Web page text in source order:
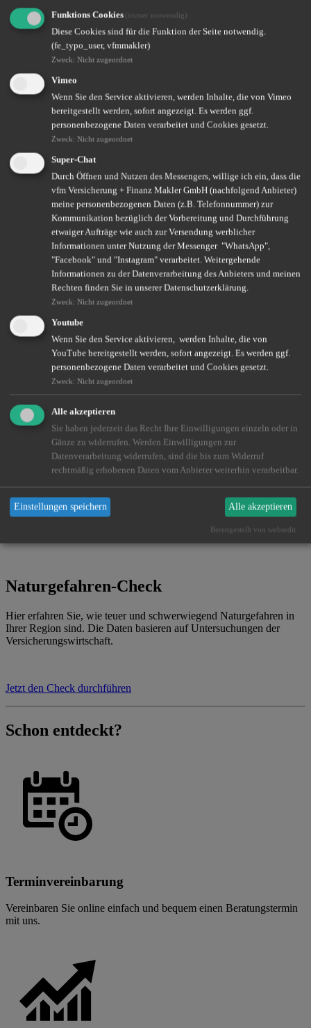
07.11.2023
Alexander Heiden/Hauenstein
24.10.2023
Dirk Daume
06.07.2023
Daniel Rauch
01.09.2021
Bewertungen
Wir freuen uns über Ihr Feedback, bitte schreiben Sie auch eine
Rezension:
Eine Bewertung schreiben
INBAYREUTH-Podcast
mit Klaus Liebig und Andreas Seidl
Naturgefahren-Check
Hier erfahren Sie, wie teuer und schwerwiegend Naturgefahren in
Ihrer Region sind. Die Daten basieren auf Untersuchungen der
Versicherungswirtschaft.
Jetzt den Check durchführen
Schon entdeckt?
Terminvereinbarung
Vereinbaren Sie online einfach und bequem einen Beratungstermin
mit uns.
Funktions Cookies (immer notwendig)
Diese Cookies sind für die Funktion der Seite notwendig.
(fe_typo_user, vfmmakler)
Zweck: Nicht zugeordnet
Vimeo
Wenn Sie den Service aktivieren, werden Inhalte, die von Vimeo
bereitgestellt werden, sofort angezeigt. Es werden ggf.
personenbezogene Daten verarbeitet und Cookies gesetzt.
Zweck: Nicht zugeordnet
Super-Chat
Durch Öffnen und Nutzen des Messengers, willige ich ein, dass die
vfm Versicherung + Finanz Makler GmbH (nachfolgend Anbieter)
meine personenbezogenen Daten (z.B. Telefonnummer) zur
Kommunikation bezüglich der Vorbereitung und Durchführung
etwaiger Aufträge wie auch zur Versendung werblicher
Informationen unter Nutzung der Messenger "WhatsApp",
"Facebook" und "Instagram" verarbeitet. Weitergehende
Informationen zu der Datenverarbeitung des Anbieters und meinen
Rechten finden Sie in unserer Datenschutzerklärung.
Zweck: Nicht zugeordnet
Youtube
Wenn Sie den Service aktivieren, werden Inhalte, die von
YouTube bereitgestellt werden, sofort angezeigt. Es werden ggf.
personenbezogene Daten verarbeitet und Cookies gesetzt.
Zweck: Nicht zugeordnet
Alle akzeptieren
Sie haben jederzeit das Recht Ihre Einwilligungen einzeln oder in
Gänze zu widerrufen. Werden Einwilligungen zur
Datenverarbeitung widerrufen, sind die bis zum Widerruf
rechtmäßig erhobenen Daten vom Anbieter weiterhin verarbeitbar.
Einstellungen speichern Alle akzeptieren
Bereitgestellt von websedit